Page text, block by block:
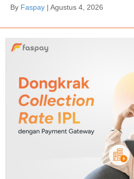
By Faspay | Agustus 4, 2026